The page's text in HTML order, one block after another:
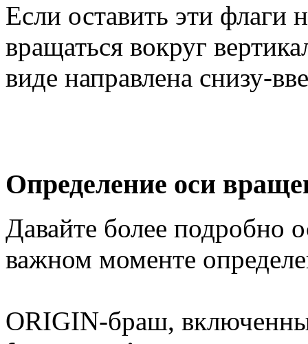
Если оставить эти флаги
вращаться вокруг
виде направлена снизу-
Определение оси
Давайте более подробно
важном моменте
ORIGIN-браш,